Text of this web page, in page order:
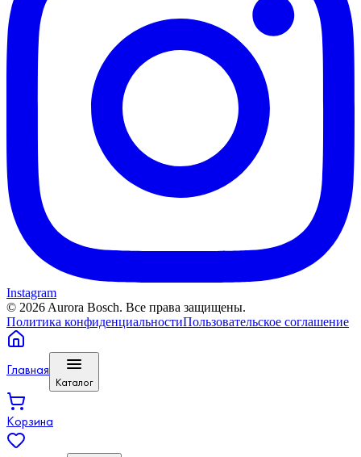
Instagram
© 2026 Aurora Bosch. Все права защищены.
Политика конфиденциальностиПользовательское соглашение
Главная
Каталог
Корзина